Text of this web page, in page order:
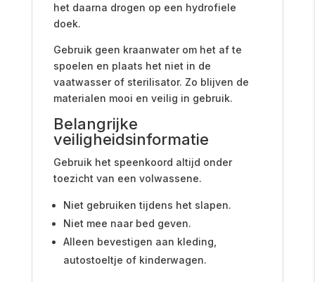
het daarna drogen op een hydrofiele
doek.
Gebruik geen kraanwater om het af te
spoelen en plaats het niet in de
vaatwasser of sterilisator. Zo blijven de
materialen mooi en veilig in gebruik.
Belangrijke
veiligheidsinformatie
Gebruik het speenkoord altijd onder
toezicht van een volwassene.
Niet gebruiken tijdens het slapen.
Niet mee naar bed geven.
Alleen bevestigen aan kleding,
autostoeltje of kinderwagen.